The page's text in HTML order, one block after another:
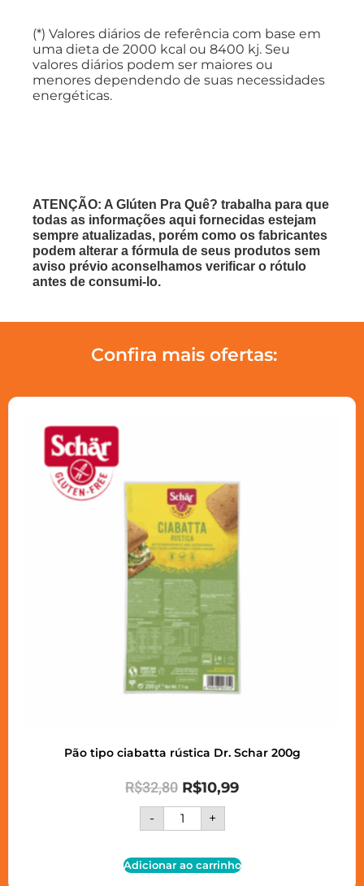
(*) Valores diários de referência com base em
uma dieta de 2000 kcal ou 8400 kj. Seu
valores diários podem ser maiores ou
menores dependendo de suas necessidades
energéticas.
ATENÇÃO: A Glúten Pra Quê? trabalha para que
todas as informações aqui fornecidas estejam
sempre atualizadas, porém como os fabricantes
podem alterar a fórmula de seus produtos sem
aviso prévio aconselhamos verificar o rótulo
antes de consumi-lo.
Confira mais ofertas:
Pão tipo ciabatta rústica Dr. Schar 200g
R$32,80 R$10,99
- +
Adicionar ao carrinho